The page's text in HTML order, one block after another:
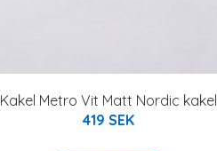
Kakel Metro Vit Matt Nordic kakel
419 SEK